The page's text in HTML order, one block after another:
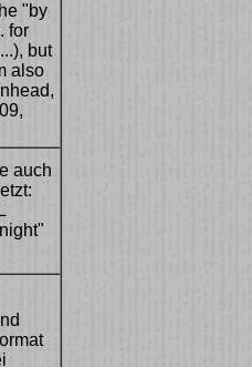
"by
for
but
also
auch